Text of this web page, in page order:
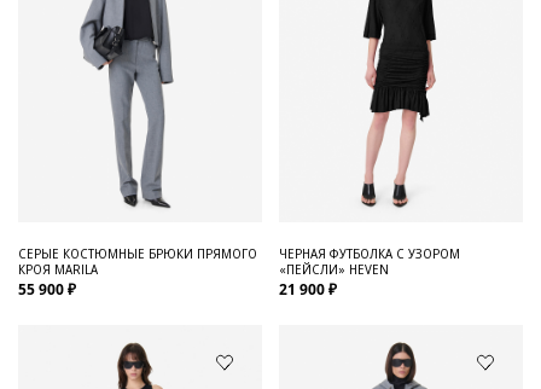
СЕРЫЕ КОСТЮМНЫЕ БРЮКИ ПРЯМОГО
КРОЯ MARILA
55 900 ₽
ЧЕРНАЯ ФУТБОЛКА С УЗОРОМ
«ПЕЙСЛИ» HEVEN
21 900 ₽